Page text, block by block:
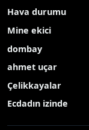
Hava durumu
Mine ekici
dombay
ahmet uçar
Çelikkayalar
Ecdadın izinde